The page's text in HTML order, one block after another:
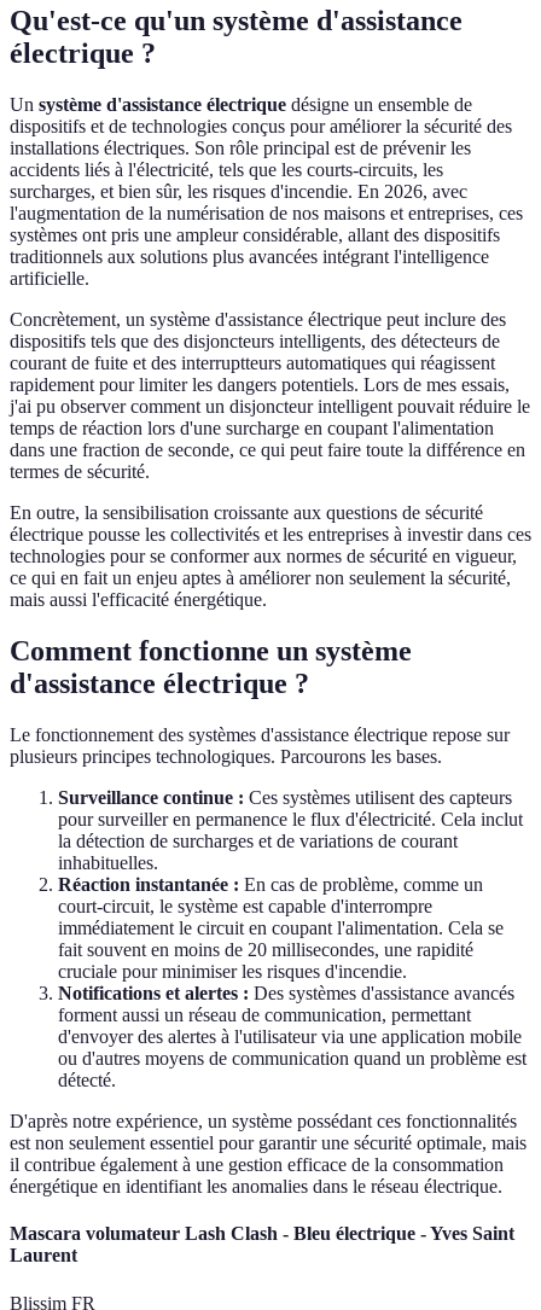
Qu'est-ce qu'un système d'assistance
électrique ?
Un système d'assistance électrique désigne un ensemble de
dispositifs et de technologies conçus pour améliorer la sécurité des
installations électriques. Son rôle principal est de prévenir les
accidents liés à l'électricité, tels que les courts-circuits, les
surcharges, et bien sûr, les risques d'incendie. En 2026, avec
l'augmentation de la numérisation de nos maisons et entreprises, ces
systèmes ont pris une ampleur considérable, allant des dispositifs
traditionnels aux solutions plus avancées intégrant l'intelligence
artificielle.
Concrètement, un système d'assistance électrique peut inclure des
dispositifs tels que des disjoncteurs intelligents, des détecteurs de
courant de fuite et des interruptteurs automatiques qui réagissent
rapidement pour limiter les dangers potentiels. Lors de mes essais,
j'ai pu observer comment un disjoncteur intelligent pouvait réduire le
temps de réaction lors d'une surcharge en coupant l'alimentation
dans une fraction de seconde, ce qui peut faire toute la différence en
termes de sécurité.
En outre, la sensibilisation croissante aux questions de sécurité
électrique pousse les collectivités et les entreprises à investir dans ces
technologies pour se conformer aux normes de sécurité en vigueur,
ce qui en fait un enjeu aptes à améliorer non seulement la sécurité,
mais aussi l'efficacité énergétique.
Comment fonctionne un système
d'assistance électrique ?
Le fonctionnement des systèmes d'assistance électrique repose sur
plusieurs principes technologiques. Parcourons les bases.
Surveillance continue : Ces systèmes utilisent des capteurs
pour surveiller en permanence le flux d'électricité. Cela inclut
la détection de surcharges et de variations de courant
inhabituelles.
Réaction instantanée : En cas de problème, comme un
court-circuit, le système est capable d'interrompre
immédiatement le circuit en coupant l'alimentation. Cela se
fait souvent en moins de 20 millisecondes, une rapidité
cruciale pour minimiser les risques d'incendie.
Notifications et alertes : Des systèmes d'assistance avancés
forment aussi un réseau de communication, permettant
d'envoyer des alertes à l'utilisateur via une application mobile
ou d'autres moyens de communication quand un problème est
détecté.
D'après notre expérience, un système possédant ces fonctionnalités
est non seulement essentiel pour garantir une sécurité optimale, mais
il contribue également à une gestion efficace de la consommation
énergétique en identifiant les anomalies dans le réseau électrique.
Mascara volumateur Lash Clash - Bleu électrique - Yves Saint
Laurent
Blissim FR